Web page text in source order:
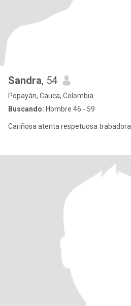
Sandra, 54
Popayán, Cauca, Colombia
Buscando: Hombre 46 - 59
Cariñosa atenta respetuosa trabadora